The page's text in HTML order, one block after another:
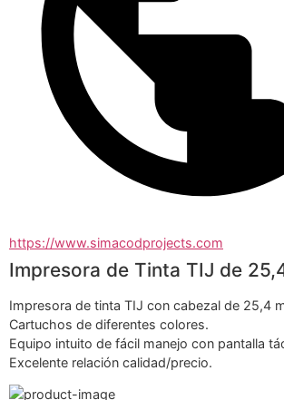
https://www.simacodprojects.com
Impresora de Tinta TIJ de
Impresora de tinta TIJ con cabezal de 25,4
Cartuchos de diferentes colores.
Equipo intuito de fácil manejo con pantalla
Excelente relación calidad/precio.